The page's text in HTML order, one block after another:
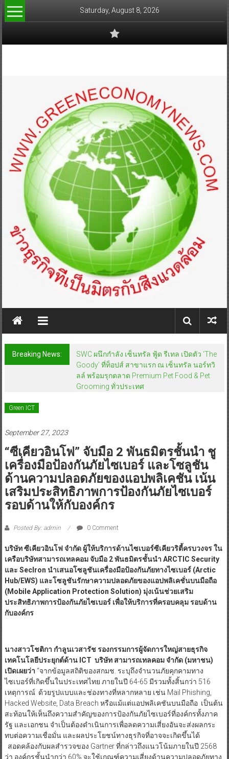
Skip
to
Saturday, August 8, 2026
Breaking News:
SWC ผนึกกำลัง เซ็นทรัล ฟู้ด รีเทล เปิดตัว ‘The
Goody’ ที่ท็อปส์ สาขาแรก ณ เซ็นทรัล นอร์ทวิ
ลล์ พร้อมรุกตลาด Premium Pet Food & Pet
Grooming ทั่วประเทศ
Green ICT
September 27, 2023
“ซีเคียวอินโฟ” จับมือ 2 พันธมิตรชั้นนำ ชู
เครื่องมือป้องกันภัยไซเบอร์ และโซลูชัน
ด้านความปลอดภัยของแอปพลิเคชัน เน้น
เสริมประสิทธิภาพการป้องกันภัยไซเบอร์
รอบด้านให้กับองค์กร
Posted By: admin 0 Comment
บริษัท ซีเคียวอินโฟ จำกัด ผู้ให้บริการด้านไซเบอร์ซีเคียวริตี้ครบวงจร ใน
เครือบริษัทสามารถเทลคอม จับมือ 2 พันธมิตรชั้นนำ ARCTIC Security
และ SecIron นำเสนอโซลูชันเครื่องมือป้องกันภัยทางไซเบอร์ (Arctic
Hub/EWS) และโซลูชันรักษาความปลอดภัยของแอปพลิเคชั่นบนมือถือ
(Mobile Application Protection Solution) มุ่งเน้นช่วยเสริม
ประสิทธิภาพการป้องกันภัยไซเบอร์ เพื่อให้บริการที่ครอบคลุม รอบด้าน
กับองค์กร
นางสาวโชติกา กำลูนเวสารัช รองกรรมการผู้จัดการใหญ่สายธุรกิจ
เทคโนโลยีประยุกต์ด้าน ICT บริษัท สามารถเทลคอม จำกัด (มหาชน)
เปิดเผยว่า “จากข้อมูลสถิติของสกมช. ระบุถึงจำนวนภัยคุกคามทาง
ไซเบอร์ที่เกิดขึ้นในประเทศไทย ภายในปี 64-65 มีรวมทั้งสิ้นกว่า 516
เหตุการณ์ ด้วยรูปแบบและช่องทางที่หลากหลาย เช่น Mail Phishing,
Hacked Website, Data Breach หรือแม้แต่แอปพลิเคชันบนมือถือ เป็นต้น
สะท้อนให้เห็นถึงความสำคัญของการป้องกันภัยไซเบอร์ที่องค์กรทั้งภาค
รัฐ และเอกชน จำเป็นต้องดำเนินการเพื่อลดความเสี่ยงอันจะส่งผลกระ
ทบต่อความเชื่อมั่น และผลประโยชน์ทางธุรกิจที่อาจจะเกิดขึ้นได้
สอดคล้องกับผลสำรวจของ Gartner ที่กล่าวถึงแนวโน้มภายในปี 2568
ว่า องค์กรชั้นนำกว่า 60% จะใช้เกณฑ์ความเสี่ยงด้านความปลอดภัยทาง